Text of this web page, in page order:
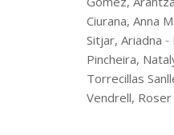
Ciurana, Anna
Sitjar, Ariadna -
Pincheira,
Torrecillas
Vendrell, Roser